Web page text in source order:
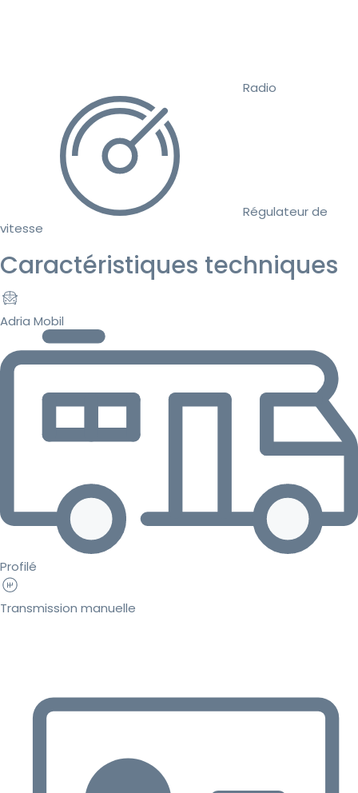
Radio
Régulateur de
vitesse
Caractéristiques techniques
Adria Mobil
Profilé
Transmission manuelle